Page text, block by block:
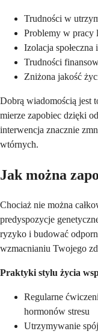
Trudności w
Problemy w pracy
Izolacja
Trudności
Zniżona jakość
Dobrą wiadomością jest
mierze zapobiec dzięki
interwencja znacznie
wtórnych.
Jak można
Chociaż nie można
predyspozycje
ryzyko i budować
wzmacnianiu Twojego
Praktyki stylu życia
Regularne
hormonów stresu
Utrzymywanie